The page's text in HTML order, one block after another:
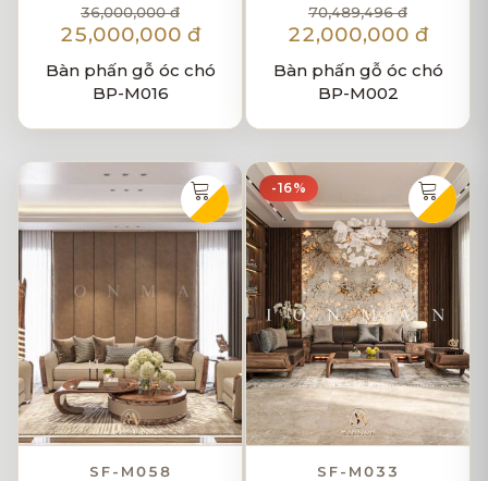
36,000,000 đ
25,000,000 đ
Bàn phấn gỗ óc chó
BP-M016
70,489,496 đ
22,000,000 đ
Bàn phấn gỗ óc chó
BP-M002
SF-M058
-16%
SF-M033